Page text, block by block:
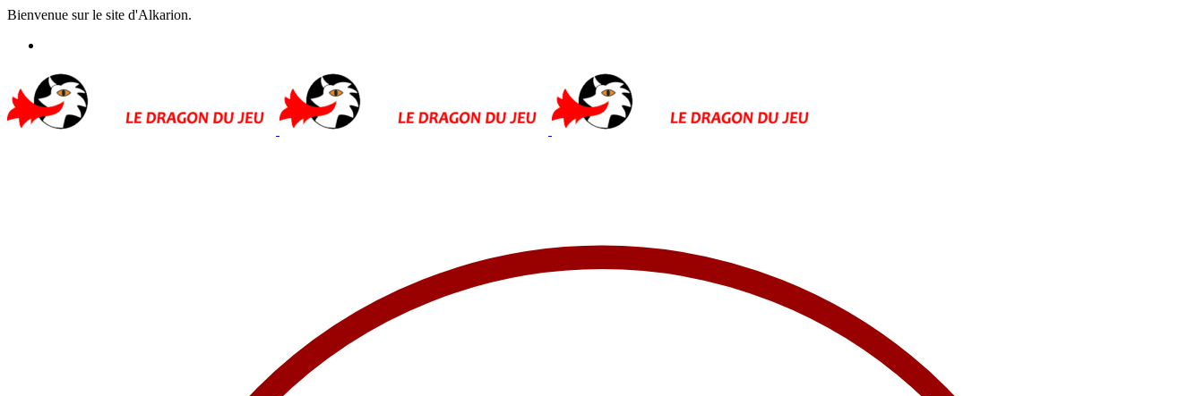
Bienvenue sur le site d'Alkarion.